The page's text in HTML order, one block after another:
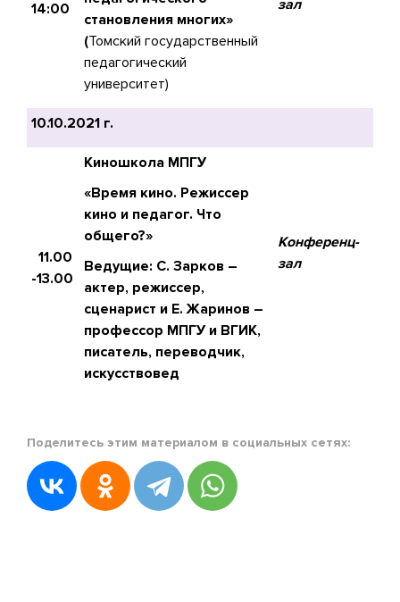
14:00
становления многих»
(Томский государственный
педагогический
университет)
зал
10.10.2021 г.
11.00
-13.00
Киношкола МПГУ
«Время кино. Режиссер
кино и педагог. Что
общего?»
Ведущие: С. Зарков –
актер, режиссер,
сценарист и Е. Жаринов –
профессор МПГУ и ВГИК,
писатель, переводчик,
искусствовед
Конференц-
зал
Поделитесь этим материалом в социальных сетях: